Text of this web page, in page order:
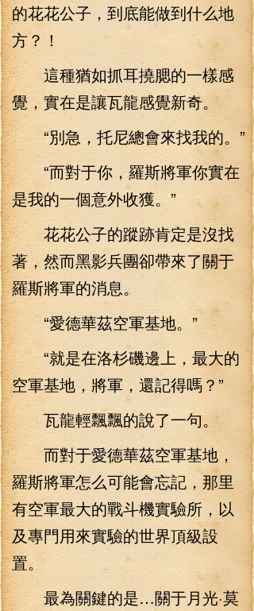
的花花公子，到底能做到什么地
方？！
這種猶如抓耳撓腮的一樣感
覺，實在是讓瓦龍感覺新奇。
“別急，托尼總會來找我的。”
“而對于你，羅斯將軍你實在
是我的一個意外收獲。”
花花公子的蹤跡肯定是沒找
著，然而黑影兵團卻帶來了關于
羅斯將軍的消息。
“愛德華茲空軍基地。”
“就是在洛杉磯邊上，最大的
空軍基地，將軍，還記得嗎？”
瓦龍輕飄飄的說了一句。
而對于愛德華茲空軍基地，
羅斯將軍怎么可能會忘記，那里
有空軍最大的戰斗機實驗所，以
及專門用來實驗的世界頂級設
置。
最為關鍵的是…關于月光·莫